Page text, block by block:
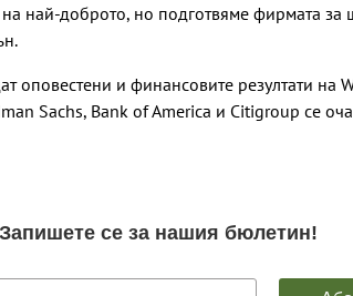
най-доброто, но подготвяме фирмата за
оповестени и финансовите резултати на
Sachs, Bank of America и Citigroup се
случая с „ловци